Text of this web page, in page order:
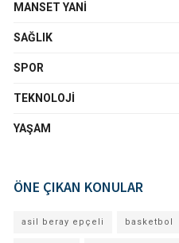
MANSET YANI
SAĞLIK
SPOR
TEKNOLOJI
YAŞAM
ÖNE ÇIKAN KONULAR
asil beray epçeli basketbol